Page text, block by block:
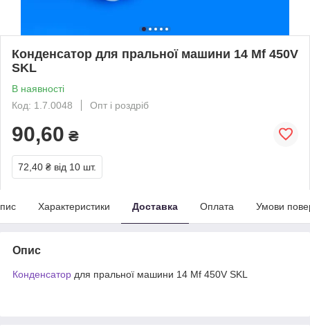
Конденсатор для пральної машини 14 Mf 450V
SKL
В наявності
Код: 1.7.0048
Опт і роздріб
90,60 ₴
72,40 ₴ від 10 шт.
Характеристики Доставка Оплата Умови
Опис
Конденсатор для пральної машини 14 Mf 450V SKL